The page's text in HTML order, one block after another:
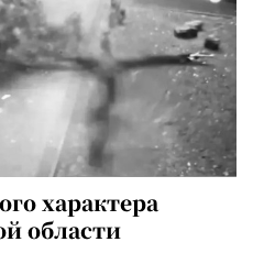
характера
области